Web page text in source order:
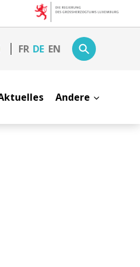
FR DE EN
Andere